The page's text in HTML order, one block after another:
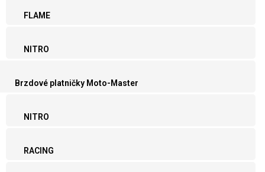
FLAME
NITRO
Brzdové platničky Moto-Master
NITRO
RACING